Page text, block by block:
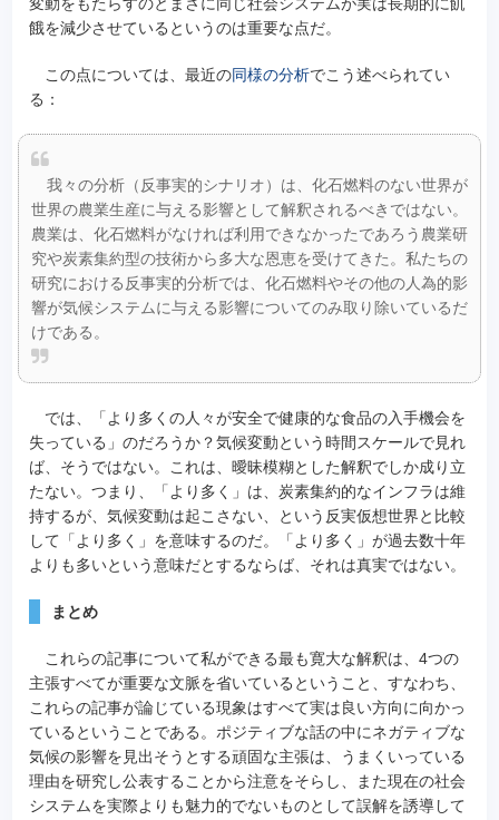
餓を減少させているというのは重要な点だ。
この点については、最近の同様の分析でこう述べられてい
る：
我々の分析（反事実的シナリオ）は、化石燃料のない世界が
世界の農業生産に与える影響として解釈されるべきではない。
農業は、化石燃料がなければ利用できなかったであろう農業研
究や炭素集約型の技術から多大な恩恵を受けてきた。私たちの
研究における反事実的分析では、化石燃料やその他の人為的影
響が気候システムに与える影響についてのみ取り除いているだ
けである。
では、「より多くの人々が安全で健康的な食品の入手機会を
失っている」のだろうか？気候変動という時間スケールで見れ
ば、そうではない。これは、曖昧模糊とした解釈でしか成り立
たない。つまり、「より多く」は、炭素集約的なインフラは維
持するが、気候変動は起こさない、という反実仮想世界と比較
して「より多く」を意味するのだ。「より多く」が過去数十年
よりも多いという意味だとするならば、それは真実ではない。
まとめ
これらの記事について私ができる最も寛大な解釈は、4つの
主張すべてが重要な文脈を省いているということ、すなわち、
これらの記事が論じている現象はすべて実は良い方向に向かっ
ているということである。ポジティブな話の中にネガティブな
気候の影響を見出そうとする頑固な主張は、うまくいっている
理由を研究し公表することから注意をそらし、また現在の社会
システムを実際よりも魅力的でないものとして誤解を誘導して